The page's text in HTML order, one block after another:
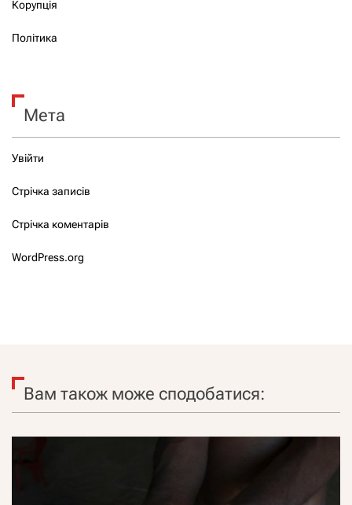
Корупція
Політика
Мета
Увійти
Стрічка записів
Стрічка коментарів
WordPress.org
Вам також може сподобатися: